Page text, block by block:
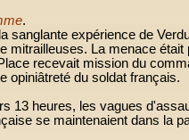
.
expérience de
mitrailleuses. La menace
recevait mission du
opiniâtreté du soldat français.
13 heures, les vagues
se maintenaient dans la